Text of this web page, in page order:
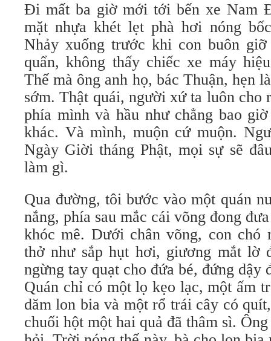
Đi mất ba giờ mới tới bến xe Nam
mặt nhựa khét lẹt phà hơi nóng
Nhảy xuống trước khi con buôn
quẩn, không thấy chiếc xe máy
Thế mà ông anh họ, bác Thuận, hẹn
sớm. Thật quái, người xứ ta luôn cho
phía mình và hầu như chẳng bao
khác. Và mình, muộn cứ muộn.
Ngày Giời tháng Phật, mọi sự sẽ
làm gì.
Qua đường, tôi bước vào một quán
nắng, phía sau mắc cái võng đong
khóc mê. Dưới chân võng, con chó
thở như sắp hụt hơi, giương mắt lờ
ngừng tay quạt cho đứa bé, đứng dậy
Quán chỉ có một lọ kẹo lạc, một ấm
dăm lon bia và một rổ trái cây có
chuối hột một hai quả đã thâm sì.